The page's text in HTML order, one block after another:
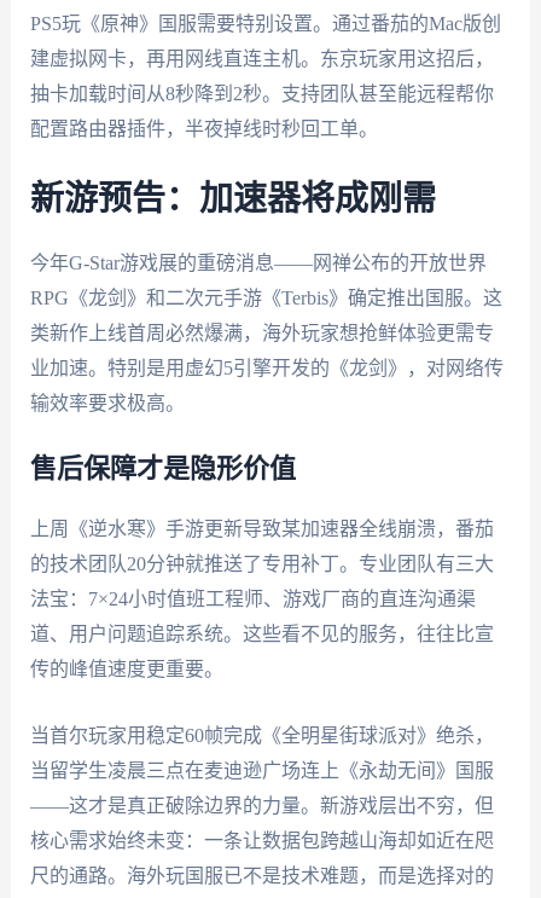
PS5玩《原神》国服需要特别设置。通过番茄的Mac版创
建虚拟网卡，再用网线直连主机。东京玩家用这招后，
抽卡加载时间从8秒降到2秒。支持团队甚至能远程帮你
配置路由器插件，半夜掉线时秒回工单。
新游预告：加速器将成刚需
今年G-Star游戏展的重磅消息——网禅公布的开放世界
RPG《龙剑》和二次元手游《Terbis》确定推出国服。这
类新作上线首周必然爆满，海外玩家想抢鲜体验更需专
业加速。特别是用虚幻5引擎开发的《龙剑》，对网络传
输效率要求极高。
售后保障才是隐形价值
上周《逆水寒》手游更新导致某加速器全线崩溃，番茄
的技术团队20分钟就推送了专用补丁。专业团队有三大
法宝：7×24小时值班工程师、游戏厂商的直连沟通渠
道、用户问题追踪系统。这些看不见的服务，往往比宣
传的峰值速度更重要。
当首尔玩家用稳定60帧完成《全明星街球派对》绝杀，
当留学生凌晨三点在麦迪逊广场连上《永劫无间》国服
——这才是真正破除边界的力量。新游戏层出不穷，但
核心需求始终未变：一条让数据包跨越山海却如近在咫
尺的通路。海外玩国服已不是技术难题，而是选择对的